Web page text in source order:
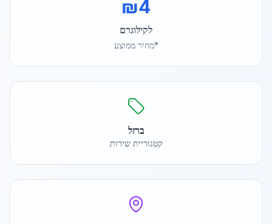
₪4
לקילוגרם
*מחיר ממוצע
ברזל
קטגוריית שירות